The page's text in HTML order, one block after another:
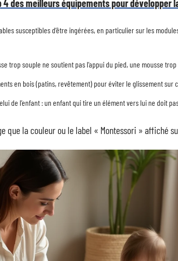
4 des meilleurs équipements pour développer
susceptibles d’être ingérées, en particulier sur les
trop souple ne soutient pas l’appui du pied, une mousse
en bois (patins, revêtement) pour éviter le glissement sur
de l’enfant : un enfant qui tire un élément vers lui ne doit
que la couleur ou le label « Montessori » affiché